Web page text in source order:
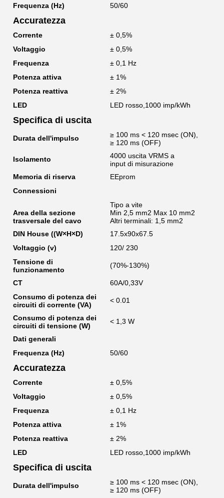
Frequenza (Hz) 50/60
Accuratezza
Corrente
± 0,5%
Voltaggio
± 0,5%
Frequenza
± 0,1 Hz
Potenza attiva
± 1%
Potenza reattiva
± 2%
LED
LED rosso,1000 imp/kWh
Specifica di uscita
Durata dell'impulso
≥ 100 ms < 120 msec (ON),
≥ 120 ms (OFF)
Isolamento
4000 uscita VRMS a
input di misurazione
Memoria di riserva
EEprom
Connessioni
Area della sezione
trasversale del cavo
Tipo a vite
Min 2,5 mm2 Max 10 mm2
Altri terminali: 1,5 mm2
DIN House ((W×H×D)
17.5x90x67.5
Voltaggio (v)
120/ 230
Tensione di
funzionamento
(70%-130%)
CT
60A/0,33V
Consumo di potenza dei
circuiti di corrente (VA)
< 0.01
Consumo di potenza dei
circuiti di tensione (W)
< 1,3 W
Dati generali
Frequenza (Hz)
50/60
Accuratezza
Corrente
± 0,5%
Voltaggio
± 0,5%
Frequenza
± 0,1 Hz
Potenza attiva
± 1%
Potenza reattiva
± 2%
LED
LED rosso,1000 imp/kWh
Specifica di uscita
Durata dell'impulso
≥ 100 ms < 120 msec (ON),
≥ 120 ms (OFF)